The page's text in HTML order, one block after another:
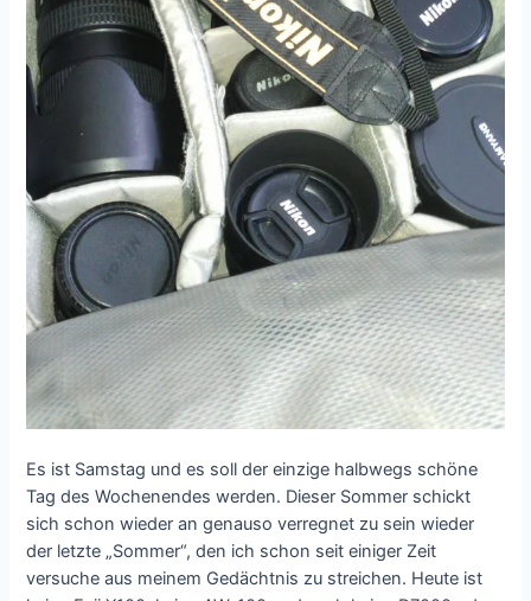
Es ist Samstag und es soll der einzige halbwegs schöne
Tag des Wochenendes werden. Dieser Sommer schickt
sich schon wieder an genauso verregnet zu sein wieder
der letzte „Sommer“, den ich schon seit einiger Zeit
versuche aus meinem Gedächtnis zu streichen. Heute ist